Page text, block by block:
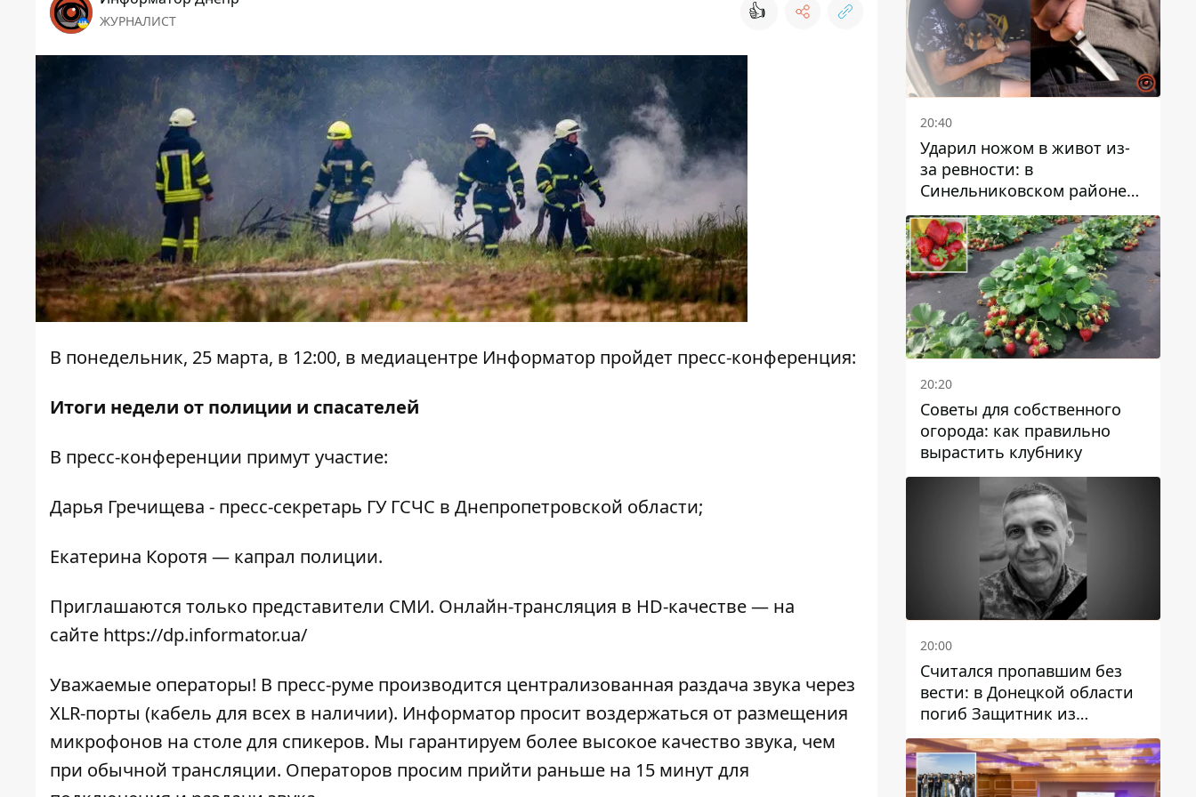
ЖУРНАЛИСТ 👍
В понедельник, 25 марта, в 12:00, в медиацентре Информатор пройдет пресс-конференция:
Итоги недели от полиции и спасателей
В пресс-конференции примут участие:
Дарья Гречищева - пресс-секретарь ГУ ГСЧС в Днепропетровской области;
Екатерина Коротя — капрал полиции.
Приглашаются только представители СМИ. Онлайн-трансляция в HD-качестве — на
сайте https://dp.informator.ua/
Уважаемые операторы! В пресс-руме производится централизованная раздача звука через
XLR-порты (кабель для всех в наличии). Информатор просит воздержаться от размещения
микрофонов на столе для спикеров. Мы гарантируем более высокое качество звука, чем
при обычной трансляции. Операторов просим прийти раньше на 15 минут для
20:40
Ударил ножом в живот из-
за ревности: в
Синельниковском районе
задержали 49-летнего
мужчину за убийство
20:20
Советы для собственного
огорода: как правильно
вырастить клубнику
20:00
Считался пропавшим без
вести: в Донецкой области
погиб Защитник из
Каменского Антон
Красовский